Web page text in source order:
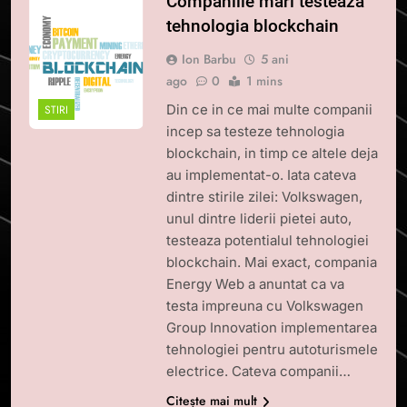
STIRI
tehnologia blockchain
Ion Barbu
5 ani
ago
0 1 mins
Din ce in ce mai multe companii
incep sa testeze tehnologia
blockchain, in timp ce altele deja
au implementat-o. Iata cateva
dintre stirile zilei: Volkswagen,
unul dintre liderii pietei auto,
testeaza potentialul tehnologiei
blockchain. Mai exact, compania
Energy Web a anuntat ca va
testa impreuna cu Volkswagen
Group Innovation implementarea
tehnologiei pentru autoturismele
electrice. Cateva companii…
Citește mai mult